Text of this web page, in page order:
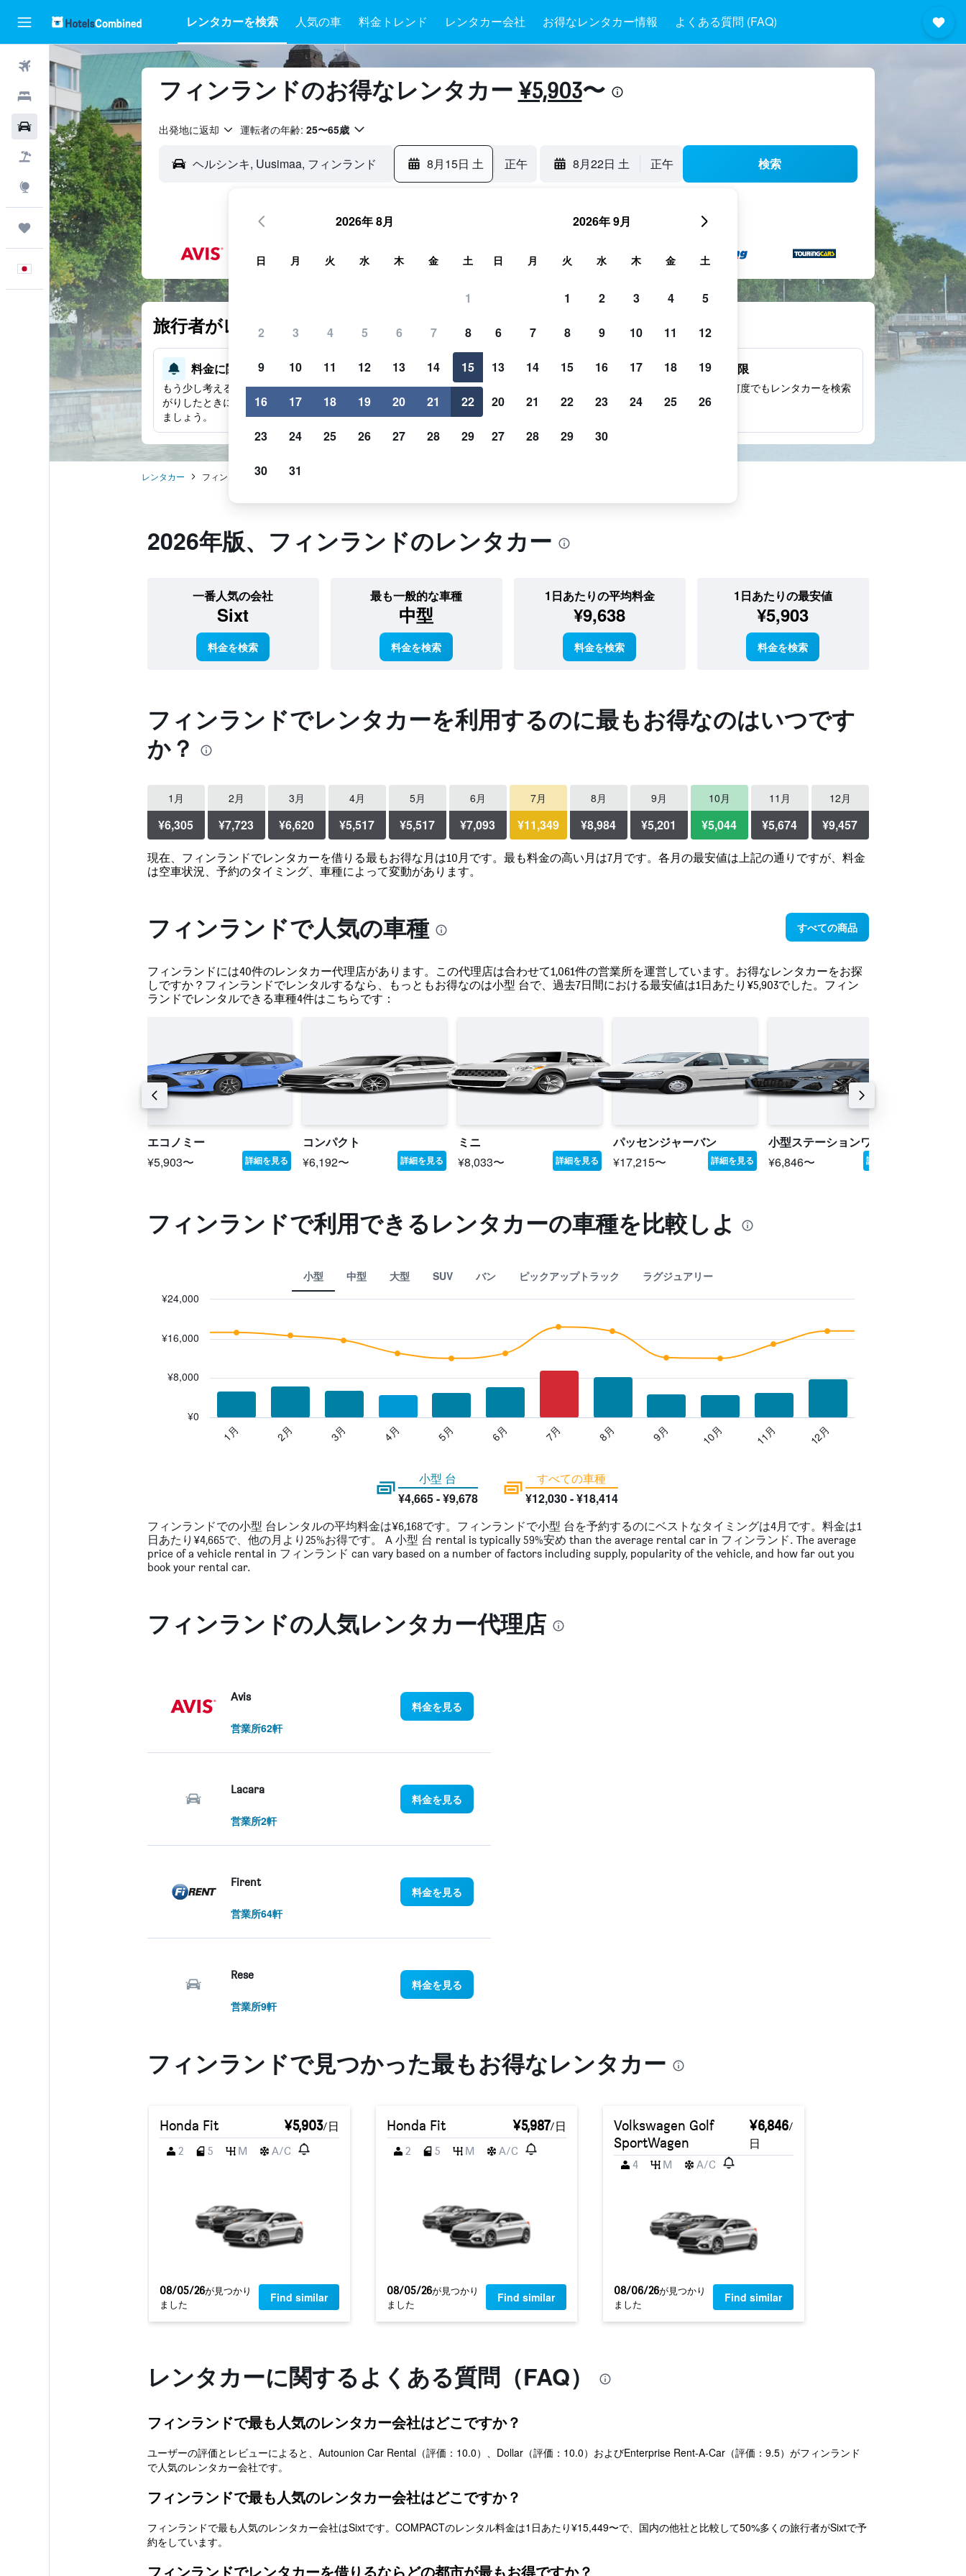
レンタカーを検索 人気の車 料金トレンド レンタカー会社 お得なレンタカー情報 よくある質問 (FAQ)
航空券
ホテル
レンタカー
航空券+ホテル
Explore
Trips
日本語
フィンランド​のお得なレンタカー ¥5,903​〜
出発地に返却 運転者の年齢: 25〜65歳
8月15日 土 正午 8月22日 土 正午 検索
旅行者がレンタカー探しにホテルズコンバインドを利用する理由
料金に関する通知
もう少し考える時間が必要ですか？料金が値下
がりしたときに
​通知を受け取り ​、お得に予約し
ましょう。
該当する検索結果
車種、代理店、車のメーカーなどで検索結果を
カスタマイズしましょう。
検索回数無制限
無料でお好きなだけ何度でもレンタカーを検索
できます。
レンタカー フィンランドのレンタカー
2026​年版、フィンランドのレンタカー
一番人気の会社
Sixt
最も一般的な車種
中型
1日あたりの平均料金
¥9,638
1日あたりの最安値
¥5,903
料金を検索 料金を検索 料金を検索 料金を検索
フィンランドでレンタカーを利用するのに最もお得なのはいつです
か？
1月
¥6,305
2月
¥7,723
3月
¥6,620
4月
¥5,517
5月
¥5,517
6月
¥7,093
7月
¥11,349
8月
¥8,984
9月
¥5,201
10月
¥5,044
11月
¥5,674
12月
¥9,457
現在、フィンランドでレンタカーを借りる最もお得な月は10月です。最も料金の高い月は7月です。各月の最安値は上記の通りですが、料金
は空車状況、予約のタイミング、車種によって変動があります。
フィンランドで人気の車種 すべての商品
フィンランドには40件のレンタカー代理店があります。この代理店は合わせて1,061件の営業所を運営しています。お得なレンタカーをお探
しですか？フィンランドでレンタルするなら、もっともお得なのは小型 台で、過去7日間における最安値は1日あたり¥5,903でした。フィン
ランドでレンタルできる車種4件はこちらです：
エコノミー
¥5,903〜
詳細を見る
コンパクト
¥6,192〜
詳細を見る
ミニ
¥8,033〜
詳細を見る
パッセンジャーバン
¥17,215〜
詳細を見る
小型ステーションワゴン
¥6,846〜
詳細を見る
フィンランドで利用できるレンタカーの車種を比較しよ
小型 中型 大型 SUV バン ピックアップトラック ラグジュアリー
with
series.
14
categories.
The
chart
axis
displaying
24000.
1月 2月 3月 4月 5月 6月 7月 8月 9月 10月 11月 12月
¥0
¥8,000
¥16,000
¥24,000
小型 台
¥4,665 - ¥9,678
すべての車種
¥12,030 - ¥18,414
フィンランドでの小型 台レンタルの平均料金は¥6,168です。フィンランドで小型 台を予約するのにベストなタイミングは4月です。料金は1
日あたり¥4,665で、他の月より25%お得です。 A 小型 台 rental is typically 59%安め than the average rental car in フィンランド. The average
price of a vehicle rental in フィンランド can vary based on a number of factors including supply, popularity of the vehicle, and how far out you
book your rental car.
フィンランド​の人気レンタカー代理店
Avis
営業所62軒
料金を見る
Lacara
営業所2軒
料金を見る
Firent
営業所64軒
料金を見る
Rese
営業所9軒
料金を見る
National
料金を見る
Ace
Touring Rent Auto
営業所1軒
営業所1軒
フィンランドで見つかった最もお得なレンタカー
Honda Fit ¥5,903/日
2
5 M A/C
08/05/26​が見つかり
ました
Find similar
Honda Fit ¥5,987/日
2
5 M A/C
08/05/26​が見つかり
ました
Find similar
Volkswagen Golf
SportWagen
¥6,846/
日
4
M A/C
08/06/26​が見つかり
ました
Find similar
レンタカーに関するよくある質問（FAQ）
フィンランドで最も人気のレンタカー会社はどこですか？
ユーザーの評価とレビューによると、Autounion Car Rental（評価：10.0）、Dollar（評価：10.0）およびEnterprise Rent-A-Car（評価：9.5）がフィンランド
で人気のレンタカー会社です。
フィンランドで最も人気のレンタカー会社はどこですか？
フィンランドで最も人気のレンタカー会社はSixtです。COMPACTのレンタル料金は1日あたり¥15,449〜で、国内の他社と比較して50%多くの旅行者がSixtで予
約をしています。
フィンランドでレンタカーを借りるならどの都市が最もお得ですか？
2026年 8月
日 月 火 水 木 金 土
1
2 3 4 5 6 7 8
9 10 11 12 13 14 15
16 17 18 19 20 21 22
23 24 25 26 27 28 29
30 31
2026年 9月
日 月 火 水 木 金 土
1 2 3 4 5
6 7 8 9 10 11 12
13 14 15 16 17 18 19
20 21 22 23 24 25 26
27 28 29 30